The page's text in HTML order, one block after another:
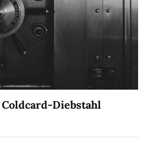
Diebstahl